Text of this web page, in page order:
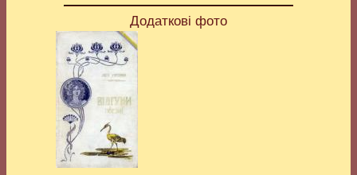
Додаткові фото